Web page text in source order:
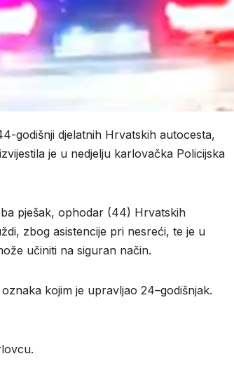
godišnji djelatnih Hrvatskih autocesta,
je u nedjelju karlovačka Policijska
pješak, ophodar (44) Hrvatskih
zbog asistencije pri nesreći, te je u
učiniti na siguran način.
kojim je upravljao 24–godišnjak.